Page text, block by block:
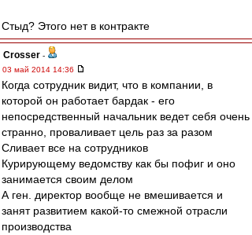
Стыд? Этого нет в контракте
Crosser -
03 май 2014 14:36
Когда сотрудник видит, что в компании, в
которой он работает бардак - его
непосредственный начальник ведет себя очень
странно, проваливает цель раз за разом
Сливает все на сотрудников
Курирующему ведомству как бы пофиг и оно
занимается своим делом
А ген. директор вообще не вмешивается и
занят развитием какой-то смежной отрасли
производства